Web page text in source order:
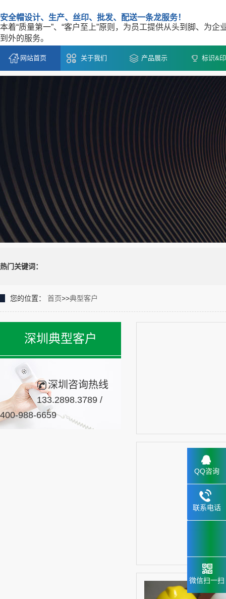
安全帽设计、生产、丝印、批发、配送一条龙服务！
本着“质量第一”、“客户至上”原则，为员工提供从头到脚、为企
到外的服务。
网站首页 关于我们 产品展示 标识&
热门关键词：
您的位置： 首页>>典型客户
深圳典型客户
深圳咨询热线
133.2898.3789 /
400-988-6659
QQ咨询
联系电话
微信扫一扫